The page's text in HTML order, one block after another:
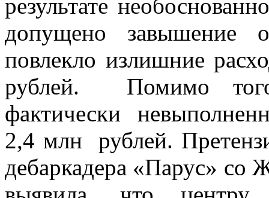
результате
допущено завышение
повлекло излишние
рублей. Помимо
фактически
2,4 млн рублей.
дебаркадера «Парус»